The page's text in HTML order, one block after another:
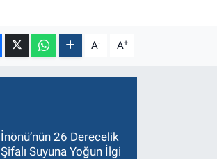
A- A+
İnönü’nün 26 Derecelik
Şifalı Suyuna Yoğun İlgi